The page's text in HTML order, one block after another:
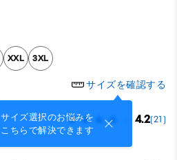
XXL 3XL
サイズを確認する
サイズ選択のお悩みを
こちらで解決できます
4.2(21)